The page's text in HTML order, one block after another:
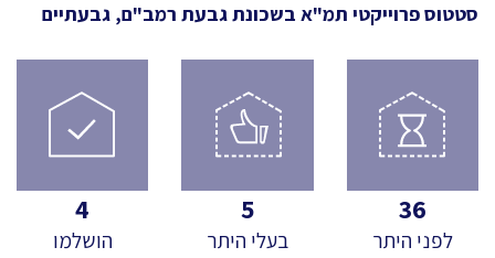
סטטוס פרוייקטי תמ"א בשכונת גבעת רמב"ם, גבעתיים
36
לפני היתר
5
בעלי היתר
4
הושלמו